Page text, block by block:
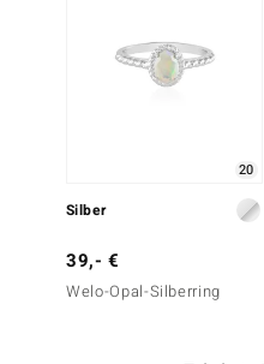
20
Silber
39,- €
Welo-Opal-Silberring